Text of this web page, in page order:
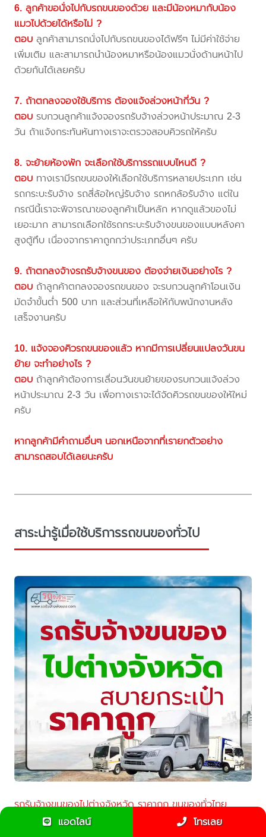
6. ลูกค้าขอนั่งไปกับรถขนของด้วย และมีน้องหมากับน้อง
แมวไปด้วยได้หรือไม่ ?
ตอบ ลูกค้าสามารถนั่งไปกับรถขนของได้ฟรีๆ ไม่มีค่าใช้จ่าย
เพิ่มเติม และสามารถนำน้องหมาหรือน้องแมวนั่งด้านหน้าไป
ด้วยกันได้เลยครับ
7. ถ้าตกลงจองใช้บริการ ต้องแจ้งล่วงหน้ากี่วัน ?
ตอบ รบกวนลูกค้าแจ้งจองรถรับจ้างล่วงหน้าประมาณ 2-3
วัน ถ้าแจ้งกระทันหันทางเราจะตรวจสอบคิวรถให้ครับ
8. จะย้ายห้องพัก จะเลือกใช้บริการรถแบบไหนดี ?
ตอบ ทางเรามีรถขนของให้เลือกใช้บริการหลายประเภท เช่น
รถกระบะรับจ้าง รถสี่ล้อใหญ่รับจ้าง รถหกล้อรับจ้าง แต่ใน
กรณีนี้เราจะพิจารณาของลูกค้าเป็นหลัก หากดูแล้วของไม่
เยอะมาก สามารถเลือกใช้รถกระบะรับจ้างขนของแบบหลังคา
สูงตู้ทึบ เนื่องจากราคาถูกกว่าประเภทอื่นๆ ครับ
9. ถ้าตกลงจ้างรถรับจ้างขนของ ต้องจ่ายเงินอย่างไร ?
ตอบ ถ้าลูกค้าตกลงจองรถขนของ จะรบกวนลูกค้าโอนเงิน
มัดจำขั้นต่ำ 500 บาท และส่วนที่เหลือให้กับพนักงานหลัง
เสร็จงานครับ
10. แจ้งจองคิวรถขนของแล้ว หากมีการเปลี่ยนแปลงวันขน
ย้าย จะทำอย่างไร ?
ตอบ ถ้าลูกค้าต้องการเลื่อนวันขนย้ายของรบกวนแจ้งล่วง
หน้าประมาณ 2-3 วัน เพื่อทางเราจะได้จัดคิวรถขนของให้ใหม่
ครับ
หากลูกค้ามีคำถามอื่นๆ นอกเหนือจากที่เรายกตัวอย่าง
สามารถสอบได้เลยนะครับ
สาระน่ารู้เมื่อใช้บริการรถขนของทั่วไป
รถรับจ้างขนของไปต่างจังหวัด ราคาถูก ขนของทั่วไทย
สะดวก ปลอดภัย
แอดไลน์ โทรเลย